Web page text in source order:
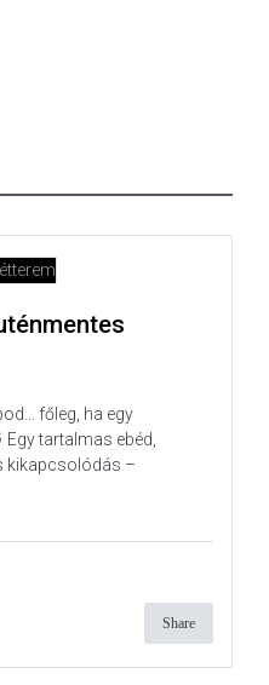
főleg, ha egy
tartalmas ebéd,
kikapcsolódás –
Share